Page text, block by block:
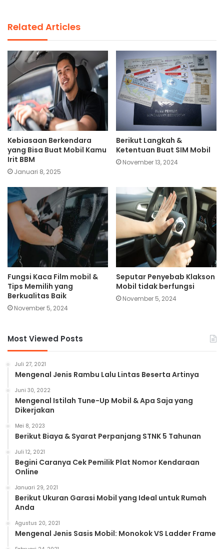
Related Articles
Kebiasaan Berkendara
yang Bisa Buat Mobil Kamu
Irit BBM
Januari 8, 2025
Berikut Langkah &
Ketentuan Buat SIM Mobil
November 13, 2024
Fungsi Kaca Film mobil &
Tips Memilih yang
Berkualitas Baik
November 5, 2024
Seputar Penyebab Klakson
Mobil tidak berfungsi
November 5, 2024
Most Viewed Posts
Juli 27, 2021
Mengenal Jenis Rambu Lalu Lintas Beserta Artinya
Juni 30, 2022
Mengenal Istilah Tune-Up Mobil & Apa Saja yang
Dikerjakan
Mei 8, 2023
Berikut Biaya & Syarat Perpanjang STNK 5 Tahunan
Juli 12, 2021
Begini Caranya Cek Pemilik Plat Nomor Kendaraan
Online
Januari 29, 2021
Berikut Ukuran Garasi Mobil yang Ideal untuk Rumah
Anda
Agustus 20, 2021
Mengenal Jenis Sasis Mobil: Monokok VS Ladder Frame